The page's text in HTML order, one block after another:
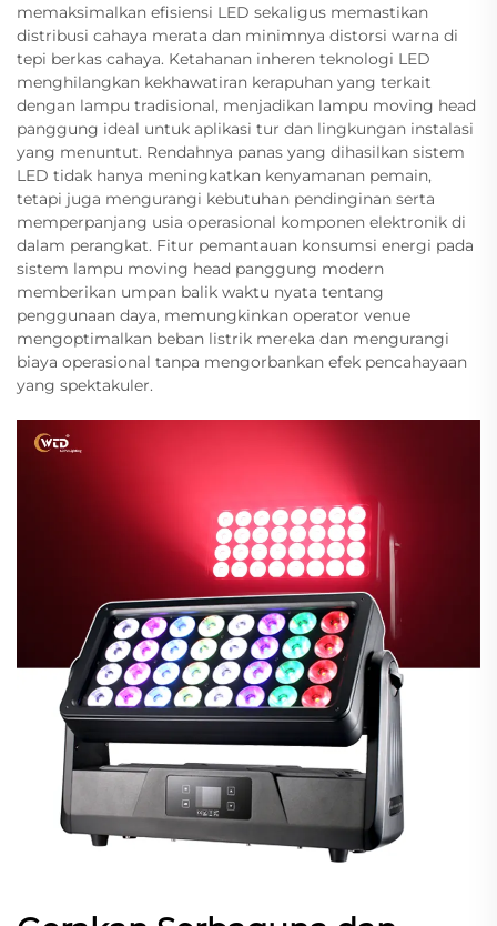
memaksimalkan efisiensi LED sekaligus memastikan
distribusi cahaya merata dan minimnya distorsi warna di
tepi berkas cahaya. Ketahanan inheren teknologi LED
menghilangkan kekhawatiran kerapuhan yang terkait
dengan lampu tradisional, menjadikan lampu moving head
panggung ideal untuk aplikasi tur dan lingkungan instalasi
yang menuntut. Rendahnya panas yang dihasilkan sistem
LED tidak hanya meningkatkan kenyamanan pemain,
tetapi juga mengurangi kebutuhan pendinginan serta
memperpanjang usia operasional komponen elektronik di
dalam perangkat. Fitur pemantauan konsumsi energi pada
sistem lampu moving head panggung modern
memberikan umpan balik waktu nyata tentang
penggunaan daya, memungkinkan operator venue
mengoptimalkan beban listrik mereka dan mengurangi
biaya operasional tanpa mengorbankan efek pencahayaan
yang spektakuler.